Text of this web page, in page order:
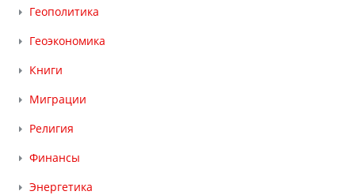
Геополитика
Геоэкономика
Книги
Миграции
Религия
Финансы
Энергетика